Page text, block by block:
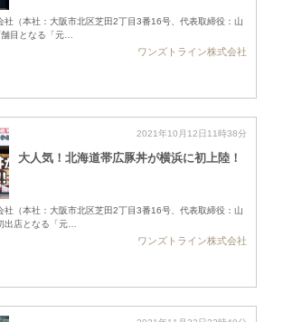
社（本社：大阪市北区芝田2丁目3番16号、代表取締役：山
目となる「元…
ワンズトライン株式会社
2021年10月12日11時38分
大人気！北海道帯広豚丼が横浜に初上陸！
社（本社：大阪市北区芝田2丁目3番16号、代表取締役：山
出店となる「元…
ワンズトライン株式会社